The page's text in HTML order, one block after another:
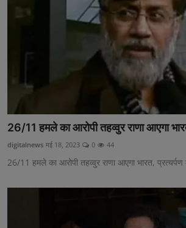
26/11 हमले का आरोपी तहव्वुर राणा आएगा
digitalnews मई 18, 2023 0 44
26/11 हमले का आरोपी तहव्वुर राणा आएगा भारत,